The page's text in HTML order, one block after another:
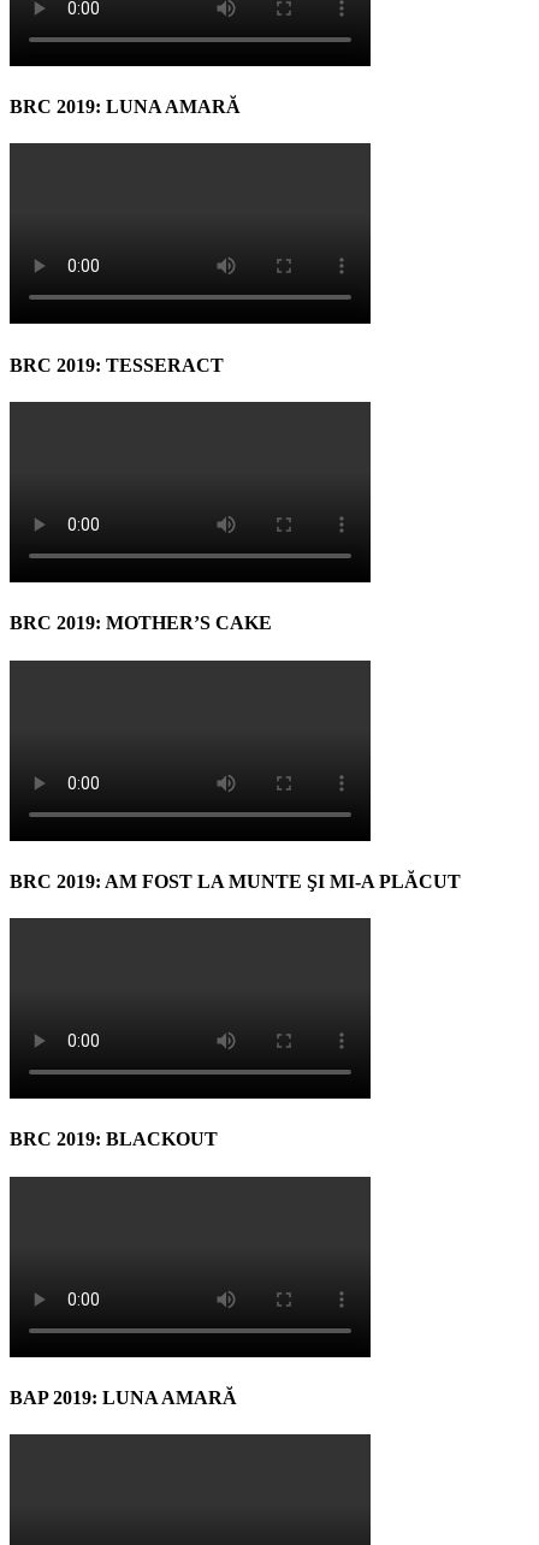
BRC 2019: LUNA AMARĂ
BRC 2019: TESSERACT
BRC 2019: MOTHER’S CAKE
BRC 2019: AM FOST LA MUNTE ŞI MI-A PLĂCUT
BRC 2019: BLACKOUT
BAP 2019: LUNA AMARĂ